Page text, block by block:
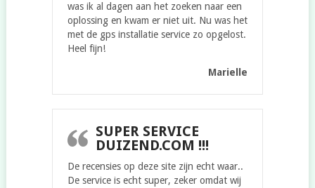
was ik al dagen aan het zoeken naar een
oplossing en kwam er niet uit. Nu was het
met de gps installatie service zo opgelost.
Heel fijn!
Marielle
SUPER SERVICE
DUIZEND.COM !!!
De recensies op deze site zijn echt waar..
De service is echt super, zeker omdat wij